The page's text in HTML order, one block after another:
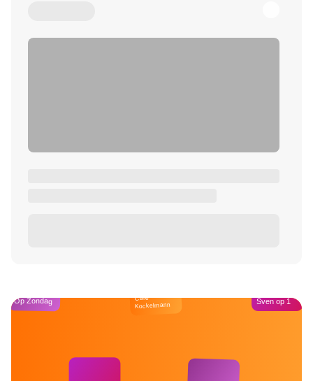
Op Zondag Café
Kockelmann Sven op 1